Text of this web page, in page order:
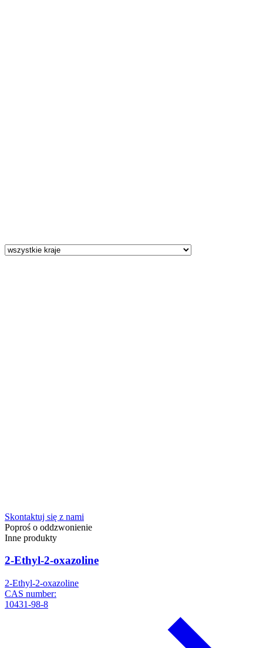
Skontaktuj się z nami
Poproś o oddzwonienie
Inne produkty
2-Ethyl-2-oxazoline
2-Ethyl-2-oxazoline
CAS number:
10431-98-8